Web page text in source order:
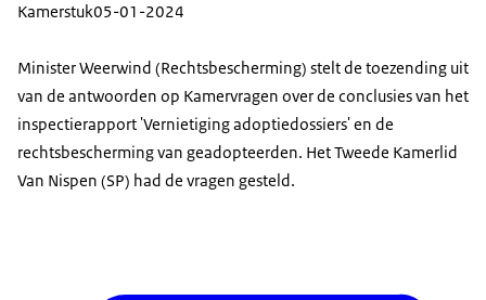
Kamerstuk05-01-2024
Minister Weerwind (Rechtsbescherming) stelt de toezending uit
van de antwoorden op Kamervragen over de conclusies van het
inspectierapport 'Vernietiging adoptiedossiers' en de
rechtsbescherming van geadopteerden. Het Tweede Kamerlid
Van Nispen (SP) had de vragen gesteld.